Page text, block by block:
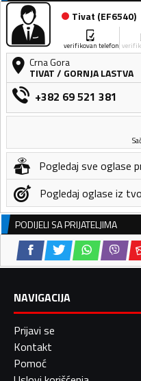
Tivat (EF6540)
verifikovan telefon
Crna Gora
TIVAT/ GORNJA LASTVA
+382 69 521 381
Pogledaj sve oglase
Pogledaj oglase iz
PODIJELI SA PRIJATELJIMA
NAVIGACIJA
Prijavi se
Kontakt
Pomoć